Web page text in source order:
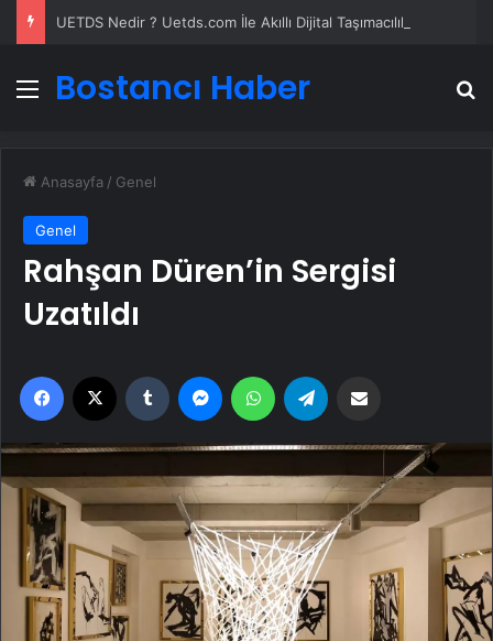
Menü
Bostancı Haber
Anasayfa / Genel
Genel
Rahşan Düren’in Sergisi
Uzatıldı
Facebook Tumblr MessengerWhatsApp